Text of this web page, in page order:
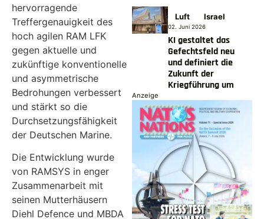
hervorragende
Treffergenauigkeit des
hoch agilen RAM LFK
gegen aktuelle und
zukünftige konventionelle
und asymmetrische
Bedrohungen verbessert
und stärkt so die
Durchsetzungsfähigkeit
der Deutschen Marine.
Die Entwicklung wurde
von RAMSYS in enger
Zusammenarbeit mit
seinen Mutterhäusern
Diehl Defence und MBDA
Luft Israel
02. Juni 2026
KI gestaltet das
Gefechtsfeld neu
und definiert die
Zukunft der
Kriegführung um
Anzeige